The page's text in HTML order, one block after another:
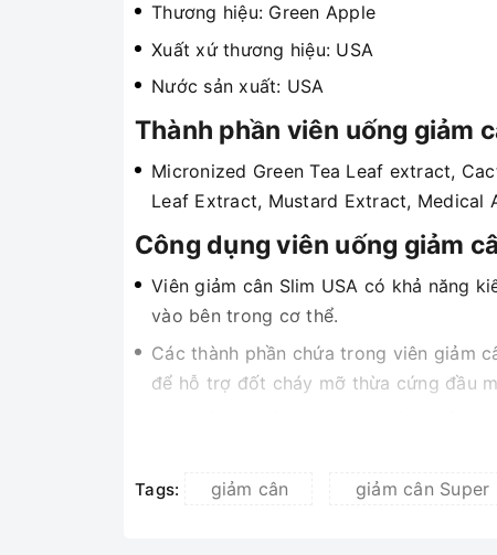
Thương hiệu: Green Apple
Xuất xứ thương hiệu: USA
Nước sản xuất: USA
Thành phần viên uống giảm
Micronized Green Tea Leaf extract,
Leaf Extract, Mustard Extract, Medical
Công dụng viên uống giảm
Viên giảm cân Slim USA có khả năng
vào bên trong cơ thể.
Các thành phần chứa trong viên giảm
để hỗ trợ đốt cháy mỡ thừa cứng đầu
hình lý tưởng mà bạn đang ao ước
Hấp thụ rất nhanh, tác động nhanh
Tags: giảm cân giảm cân Super